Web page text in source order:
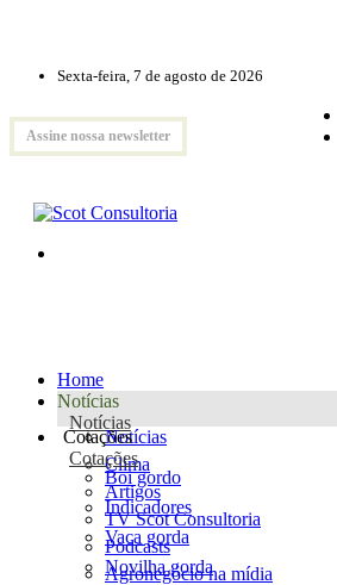
Sexta-feira, 7 de agosto de 2026
Assine nossa newsletter
Home
Notícias
Notícias
Notícias
Clima
Artigos
TV Scot Consultoria
Podcasts
Agronegócio na mídia
Cotações
Cotações
Boi gordo
Indicadores
Vaca gorda
Novilha gorda